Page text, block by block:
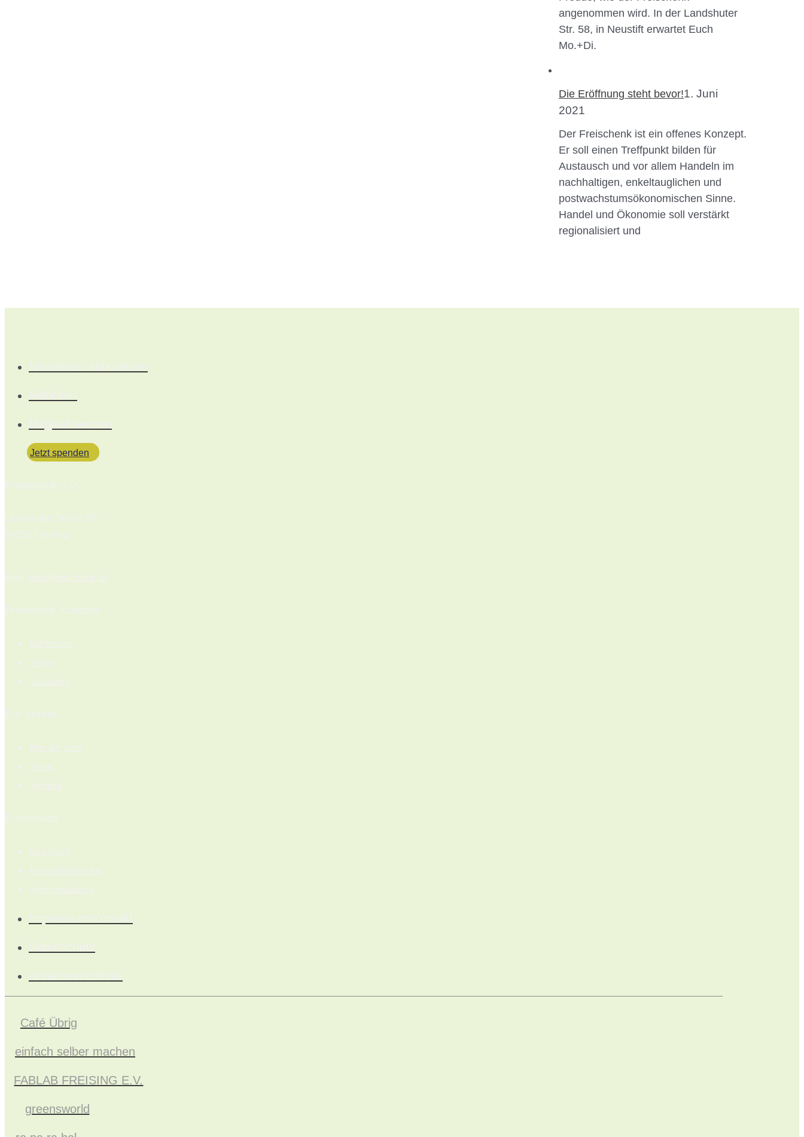
angenommen wird. In der Landshuter
Str. 58, in Neustift erwartet Euch
Mo.+Di.
Die Eröffnung steht bevor!1. Juni
2021
Der Freischenk ist ein offenes Konzept.
Er soll einen Treffpunkt bilden für
Austausch und vor allem Handeln im
nachhaltigen, enkeltauglichen und
postwachstumsökonomischen Sinne.
Handel und Ökonomie soll verstärkt
regionalisiert und
Newsletter abonnieren
Mithelfen
Mitglied werden
Jetzt spenden
Freischenk e.V.
Landshuter Straße 58
85356 Freising
Mail: info@freischenk.de
Freischenk Konzept
Schenken
Teilen
Tauschen
Der Verein
Wer wir sind
Team
Termine
Downloads
Das Buch
Anmeldeformular
Vereinssatzung
Impressum/Kontakt
Datenschutz
Annahmerichtlinie
Café Übrig
einfach selber machen
FABLAB FREISING E.V.
greensworld